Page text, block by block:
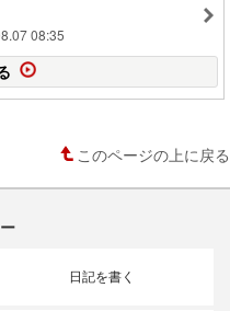
08:35
このページの上に戻る
日記を書く